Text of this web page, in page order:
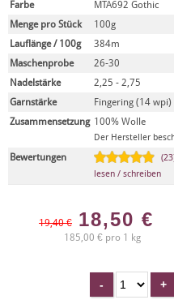
Farbe
MTA692 Gothic
Menge pro Stück
100g
Lauflänge / 100g
384m
Maschenprobe
26-30
Nadelstärke
2,25 - 2,75
Garnstärke
Fingering (14 wpi)
Zusammensetzung 100% Wolle
Der Hersteller
Bewertungen
lesen / schreiben
19,40 € 18,50 €
185,00 € pro 1 kg